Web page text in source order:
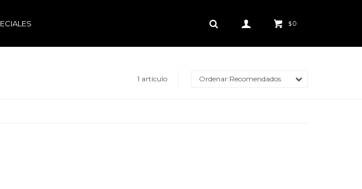
$0
1 artículo Recomendados